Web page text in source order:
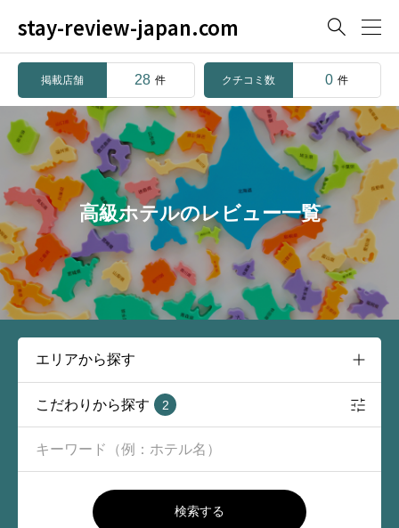
stay-review-japan.com 
掲載店舗 28 件 クチコミ数 0 件
高級ホテルのレビュー一覧
こだわりから探す 2
検索する